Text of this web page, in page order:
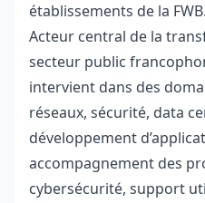
établissements de la FWB.
Acteur central de la
secteur public
intervient dans des
réseaux, sécurité, data
développement
accompagnement des
cybersécurité, support